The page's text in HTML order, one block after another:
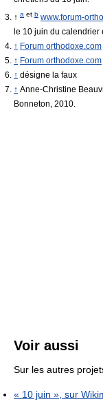
↑ a et b www.forum-
le 10 juin du calendrier
↑ Forum orthodoxe.com
↑ Forum orthodoxe.com
↑ désigne la faux
↑ Anne-Christine
Bonneton, 2010.
Voir aussi
Sur les autres
« 10 juin », sur